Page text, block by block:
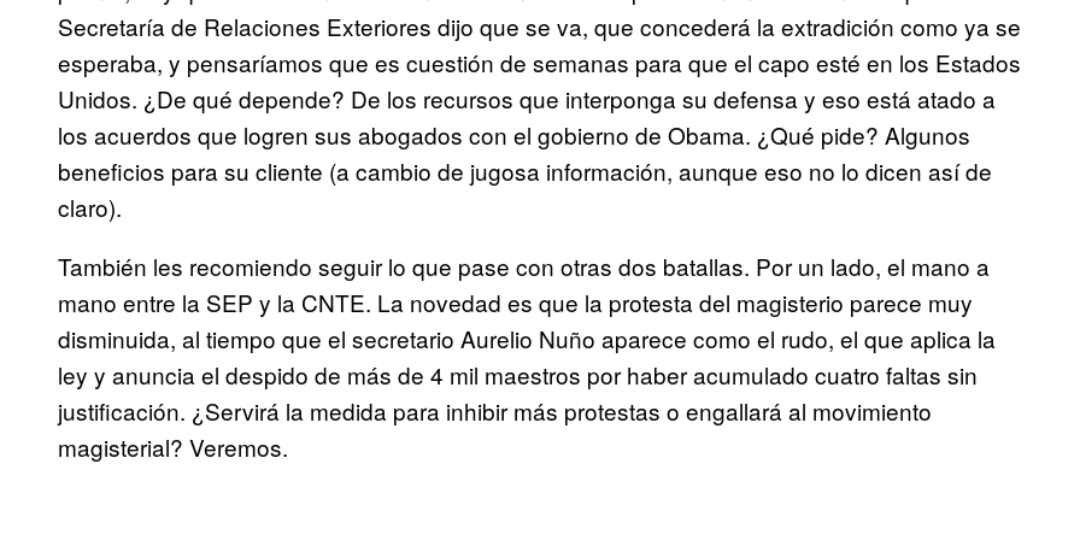
Secretaría de Relaciones Exteriores dijo que se va, que concederá la extradición como ya se
esperaba, y pensaríamos que es cuestión de semanas para que el capo esté en los Estados
Unidos. ¿De qué depende? De los recursos que interponga su defensa y eso está atado a
los acuerdos que logren sus abogados con el gobierno de Obama. ¿Qué pide? Algunos
beneficios para su cliente (a cambio de jugosa información, aunque eso no lo dicen así de
claro).
También les recomiendo seguir lo que pase con otras dos batallas. Por un lado, el mano a
mano entre la SEP y la CNTE. La novedad es que la protesta del magisterio parece muy
disminuida, al tiempo que el secretario Aurelio Nuño aparece como el rudo, el que aplica la
ley y anuncia el despido de más de 4 mil maestros por haber acumulado cuatro faltas sin
justificación. ¿Servirá la medida para inhibir más protestas o engallará al movimiento
magisterial? Veremos.